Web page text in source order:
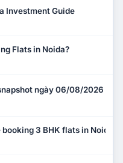
Investment Guide
Flats in Noida?
ngày 06/08/2026
3 BHK flats in Noida?